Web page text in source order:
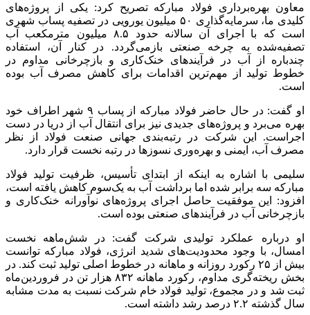
معاون بهره‌برداری فولاد مبارکه تصریح کرد: یکی از پروژه‌های
کلیدی ما، سرمایه‌گذاری ۵۰ میلیون یورویی در تصفیه پساب شهری
است که با اجرای آن سالانه حدود ۸.۵ میلیون مترمکعب آب
تصفیه‌شده به چرخه صنعتی بازمی‌گردد. در کنار آن، استفاده
چندباره از آب در فرآیندهای خنک‌کاری و بازچرخانی مداوم در
خطوط تولید از مهم‌ترین اقدامات برای کاهش مصرف آب بوده
است.
او گفت: در حال حاضر فولاد مبارکه از پساب ۹ شهر اطراف خود
بهره می‌برد و پروژه‌های جدیدی نیز برای انتقال آب از دریا در دست
اجراست. این شرکت در رتبه‌بندی جهانی صنعت فولاد از نظر
مصرف آب، ایمنی و بهره‌وری نسوزها در رتبه نخست قرار دارد.
سلیمی با اشاره به اینکه از ابتدای تأسیس، ظرفیت تولید فولاد
مبارکه سه برابر شده اما برداشت آب به یک‌سوم کاهش یافته است،
افزود: این موفقیت حاصل اجرای پروژه‌های نوآورانه خنک‌کاری و
بازچرخانی آب در فرآیندهای صنعتی بوده است.
او درباره عملکرد تولیدی شرکت گفت: در شش‌ماهه نخست
امسال، با وجود محدودیت‌های شدید انرژی، فولاد مبارکه توانست
بیش از ۲۵ رکورد روزانه و ماهانه در خطوط اصلی تولید ثبت کند. در
بخش ریخته‌گری مداوم، رکورد ماهانه ۸۳۲ هزار تن در فروردین‌ماه
ثبت شد و در مجموع، تولید فولاد خام شرکت نسبت به مدت مشابه
سال گذشته ۲.۲ درصد رشد داشته است.